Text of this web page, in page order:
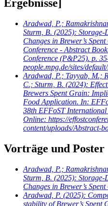
Ergebnisse]
Aradwad, P.;
Sturm, B. (2025):
Changes in Brewer’s
Conference - Abstract
Conference (P&P25). p.
people.mpg.de/sites/
Aradwad, P.; Tayyab, M.;
C.; Sturm, B. (2024):
Brewers Spent Grain:
Food Application. In:
38th EFFoST International
Online: https://
content/uploads/Abstract-
Vorträge und Poster
Aradwad, P.;
Sturm, B. (2025):
Changes in Brewer’s
Aradwad, P. (2025):
stability of Brewer’s